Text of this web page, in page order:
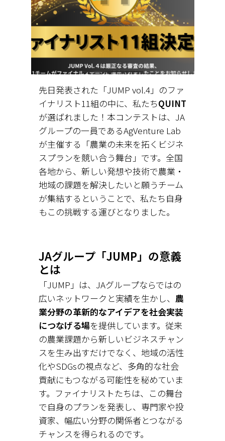
先日発表された「JUMP vol.4」のファ
イナリスト11組の中に、私たちQUINT
が選ばれました！本コンテストは、JA
グループの一員であるAgVenture Lab
が主催する「農業の未来を拓くビジネ
スプランを競い合う舞台」です。全国
各地から、新しい発想や技術で農業・
地域の課題を解決したいと願うチーム
が集結するということで、私たち自身
もこの挑戦する運びとなりました。
JAグループ「JUMP」の意義
とは
「JUMP」は、JAグループならではの
広いネットワークと実績を生かし、 農
業分野の革新的なアイデアを社会実装
につなげる場を提供しています。従来
の農業課題から新しいビジネスチャン
スを生み出すだけでなく、地域の活性
化やSDGsの視点など、多角的な社会
貢献にもつながる可能性を秘めていま
す。ファイナリストたちは、この舞台
で自身のプランを発表し、専門家や投
資家、幅広い分野の関係者とつながる
チャンスを得られるのです。